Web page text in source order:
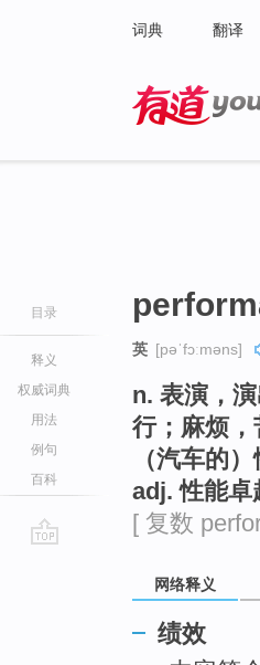
词典 翻译
目录
释义
权威词典
用法
例句
百科
英 [pəˈfɔːməns]
n. 表演，
行；麻烦
（汽车的
adj. 性能卓
[ 复数
网络释义
绩效